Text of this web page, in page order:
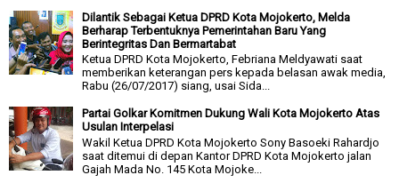
Dilantik Sebagai Ketua DPRD Kota Mojokerto, Melda
Berharap Terbentuknya Pemerintahan Baru Yang
Berintegritas Dan Bermartabat
Ketua DPRD Kota Mojokerto, Febriana Meldyawati saat
memberikan keterangan pers kepada belasan awak media,
Rabu (26/07/2017) siang, usai Sida...
Partai Golkar Komitmen Dukung Wali Kota Mojokerto Atas
Usulan Interpelasi
Wakil Ketua DPRD Kota Mojokerto Sony Basoeki Rahardjo
saat ditemui di depan Kantor DPRD Kota Mojokerto jalan
Gajah Mada No. 145 Kota Mojoke...